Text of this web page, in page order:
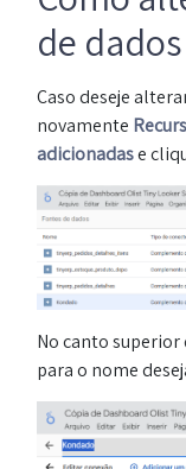
de dados
Caso deseje
novamente
adicionadase
No canto
para o nome